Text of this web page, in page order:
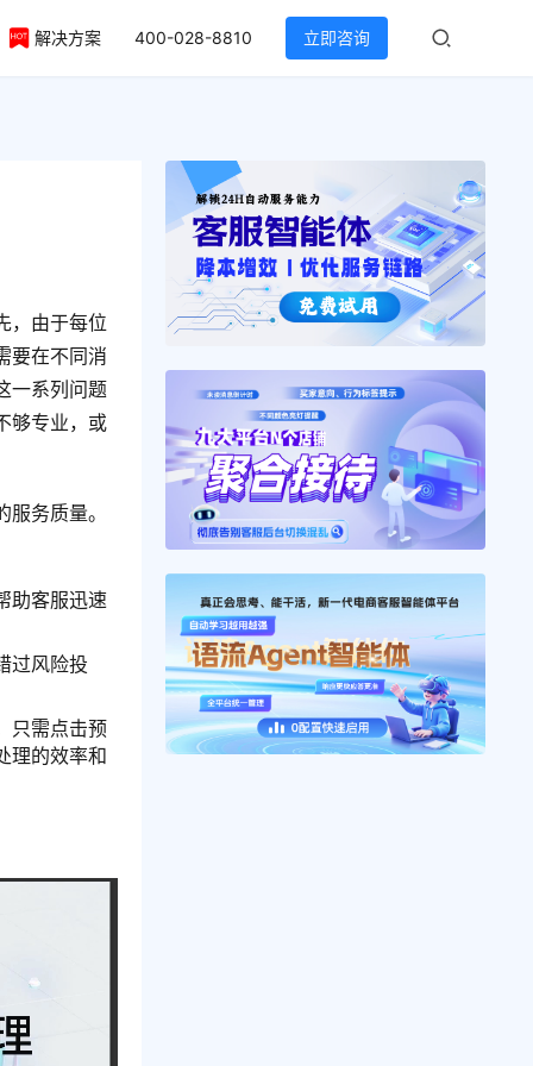
解决方案 400-028-8810 立即咨询
，由于每位
要在不同消
一系列问题
够专业，或
务质量。
助客服迅速
过风险投
只需点击预
理的效率和